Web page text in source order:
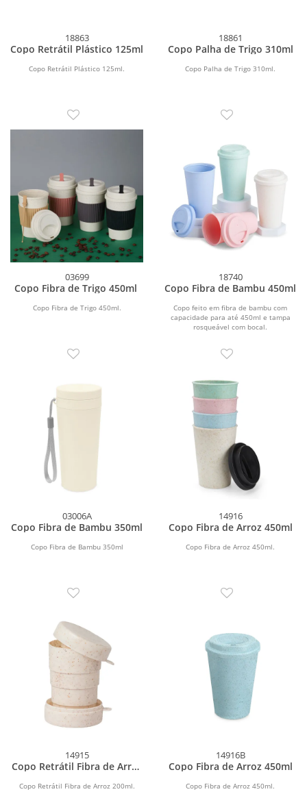
18863
Copo Retrátil Plástico 125ml
Copo Retrátil Plástico 125ml.
18861
Copo Palha de Trigo 310ml
Copo Palha de Trigo 310ml.
03699
Copo Fibra de Trigo 450ml
Copo Fibra de Trigo 450ml.
18740
Copo Fibra de Bambu 450ml
Copo feito em fibra de bambu com
capacidade para até 450ml e tampa
rosqueável com bocal.
03006A
Copo Fibra de Bambu 350ml
Copo Fibra de Bambu 350ml
14916
Copo Fibra de Arroz 450ml
Copo Fibra de Arroz 450ml.
14915
Copo Retrátil Fibra de Arroz
Copo Retrátil Fibra de Arroz 200ml.
14916B
Copo Fibra de Arroz 450ml
Copo Fibra de Arroz 450ml.